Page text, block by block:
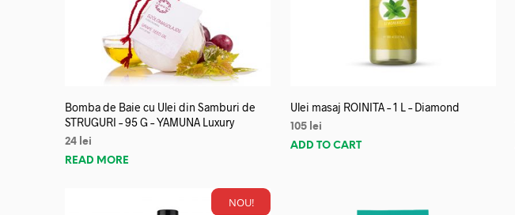
Bomba de Baie cu Ulei din Samburi de
STRUGURI – 95 G – YAMUNA Luxury
24 lei
READ MORE
Ulei masaj ROINITA – 1 L – Diamond
105 lei
ADD TO CART
NOU!